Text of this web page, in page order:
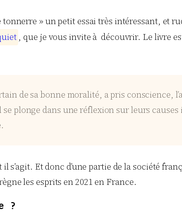
tonnerre » un petit essai très intéressant, et
uiet , que je vous invite à découvrir. Le livre
de sa bonne moralité, a pris conscience,
se plonge dans une réflexion sur leurs
s’agit. Et donc d’une partie de la société
les esprits en 2021 en France.
?